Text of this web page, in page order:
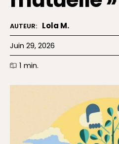
AUTEUR: Lola M.
Juin 29, 2026
1 min.